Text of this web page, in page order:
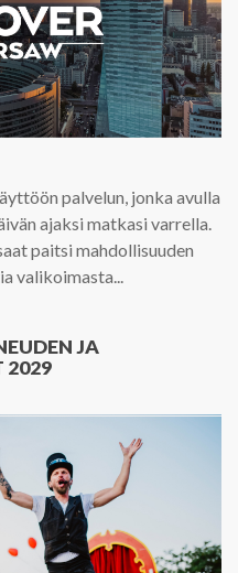
palvelun, jonka avulla
ajaksi matkasi varrella.
paitsi mahdollisuuden
valikoimasta...
JA
2029